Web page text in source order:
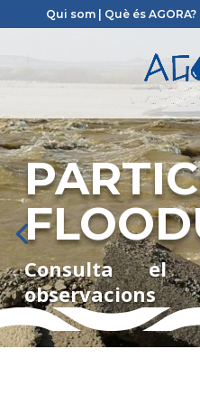
Qui som Què és AGORA?
Consulta
observacions